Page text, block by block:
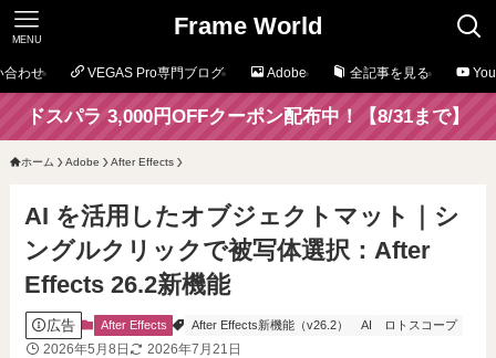
Frame World
MENU
わせ VEGAS Pro専門ブログ Adobe 全記事を見る
ドスパラ 3,000円OFFクーポン配布中！【8/31まで】
ホーム Adobe After Effects
AI を活用したオブジェクトマット｜シ
ングルクリックで被写体選択：After
Effects 26.2新機能
広告 After Effects After Effects新機能（v26.2） AI ロトスコープ
2026年5月8日 2026年7月21日